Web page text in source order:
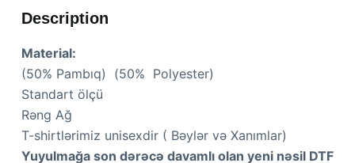
Description
Material:
(50% Pambıq) (50% Polyester)
Standart ölçü
Rəng Ağ
T-shirtlərimiz unisexdir ( Bəylər və Xanımlar)
Yuyulmağa son dərəcə davamlı olan yeni nəsil DTF